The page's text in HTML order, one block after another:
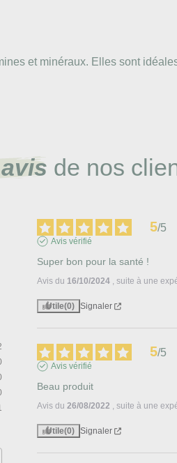
et minéraux. Elles sont
de nos
5/5
Avis vérifié
Super bon pour la santé !
Avis du 16/10/2024 , suite à une
Utile(0) Signaler
5/5
Avis vérifié
Beau produit
Avis du 26/08/2022 , suite à une
Utile(0) Signaler